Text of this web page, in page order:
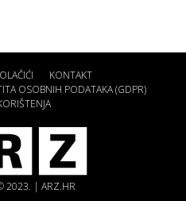
KONTAKT
OSOBNIH PODATAKA (GDPR)
2023. | ARZ.HR